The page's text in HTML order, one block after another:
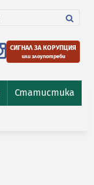
СИГНАЛ ЗА КОРУПЦИЯ
или злоупотреби
Статистика